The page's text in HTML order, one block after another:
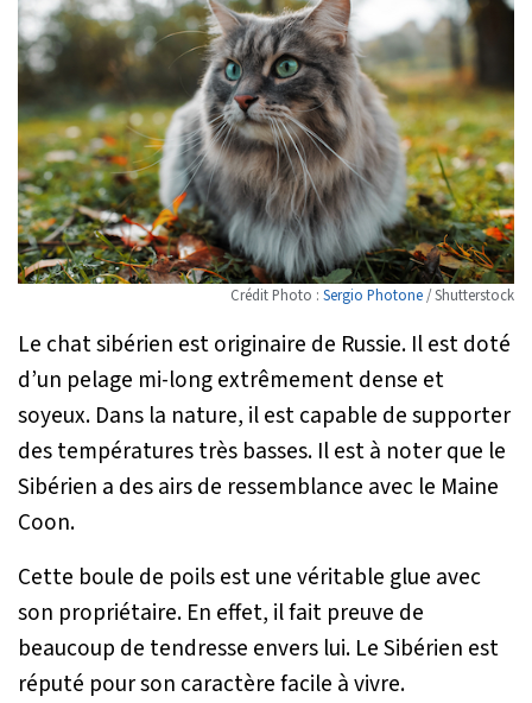
Crédit Photo : Sergio Photone/ Shutterstock
Le chat sibérien est originaire de Russie. Il est doté
d’un pelage mi-long extrêmement dense et
soyeux. Dans la nature, il est capable de supporter
des températures très basses. Il est à noter que le
Sibérien a des airs de ressemblance avec le Maine
Coon.
Cette boule de poils est une véritable glue avec
son propriétaire. En effet, il fait preuve de
beaucoup de tendresse envers lui. Le Sibérien est
réputé pour son caractère facile à vivre.